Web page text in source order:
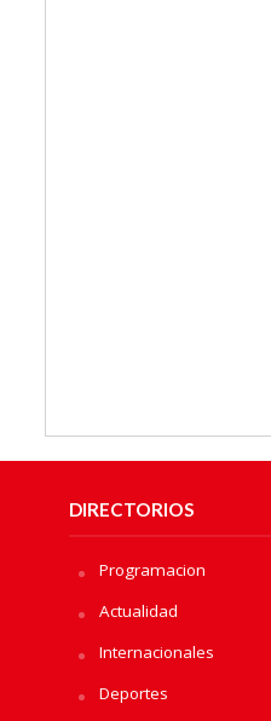
DIRECTORIOS
Programacion
Actualidad
Internacionales
Deportes